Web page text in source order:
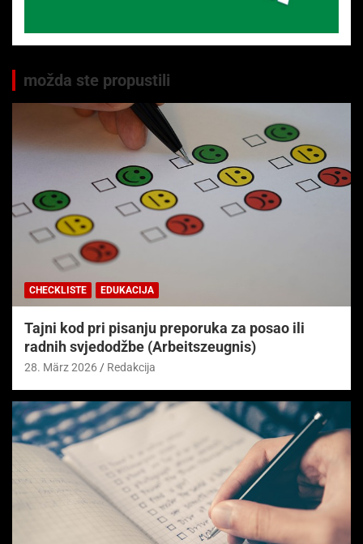
možda ste propustili
CHECKLISTE EDUKACIJA
Tajni kod pri pisanju preporuka za posao ili
radnih svjedodžbe (Arbeitszeugnis)
28. März 2026 Redakcija